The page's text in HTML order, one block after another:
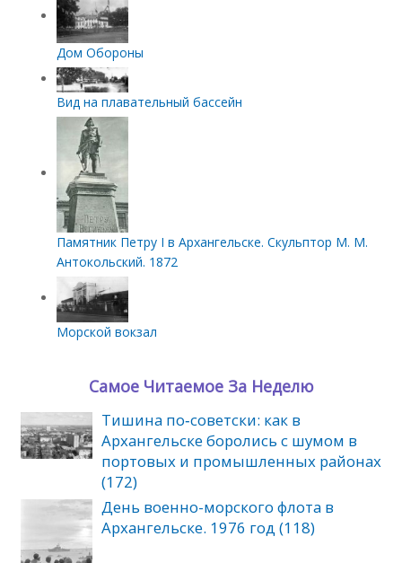
Дом Обороны
Вид на плавательный бассейн
Памятник Петру I в Архангельске. Скульптор М. М.
Антокольский. 1872
Морской вокзал
Самое Читаемое За Неделю
Тишина по‑советски: как в
Архангельске боролись с шумом в
портовых и промышленных районах
(172)
День военно-морского флота в
Архангельске. 1976 год (118)